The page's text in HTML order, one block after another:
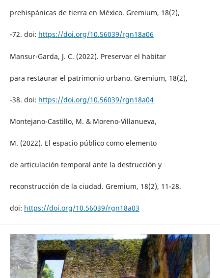
prehispánicas de tierra en México. Gremium, 18(2),
-72. doi: https://doi.org/10.56039/rgn18a06
Mansur-Garda, J. C. (2022). Preservar el habitar
para restaurar el patrimonio urbano. Gremium, 18(2),
-38. doi: https://doi.org/10.56039/rgn18a04
Montejano-Castillo, M. & Moreno-Villanueva,
M. (2022). El espacio público como elemento
de articulación temporal ante la destrucción y
reconstrucción de la ciudad. Gremium, 18(2), 11-28.
doi: https://doi.org/10.56039/rgn18a03